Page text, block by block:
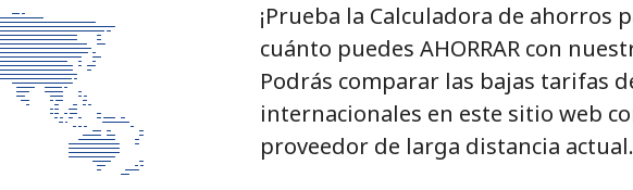
¡Prueba la Calculadora de ahorros
cuánto puedes AHORRAR con
Podrás comparar las bajas tarifas
internacionales en este sitio web
proveedor de larga distancia actual.